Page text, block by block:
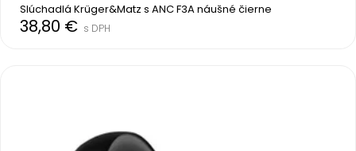
Slúchadlá Krüger&Matz s ANC F3A náušné čierne
38,80 € s DPH